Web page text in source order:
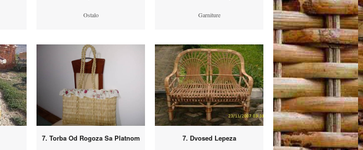
Ostalo Garniture
7. Torba Od Rogoza Sa Platnom 7. Dvosed Lepeza